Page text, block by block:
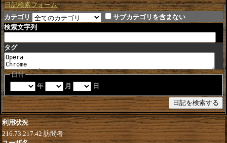
日記検索フォーム
カテゴリ
サブカテゴリを含まない
検索文字列
タグ
日付
年
月 日
利用状況
216.73.217.42訪問者